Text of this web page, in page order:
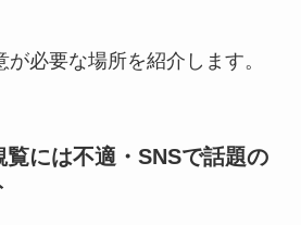
必要な場所を紹介します。
覧には不適・SNSで話題の